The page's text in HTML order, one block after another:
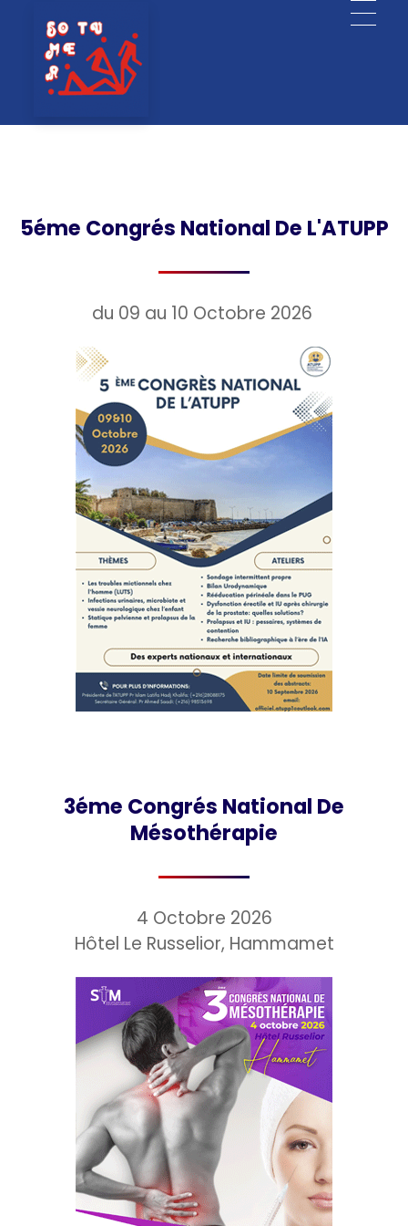
SOTUMER - Société Tunisienne de Médecine Physique et Réadaptation Fonctionnelle
5éme Congrés National De L'ATUPP
du 09 au 10 Octobre 2026
3éme Congrés National De
Mésothérapie
4 Octobre 2026
Hôtel Le Russelior, Hammamet⁣